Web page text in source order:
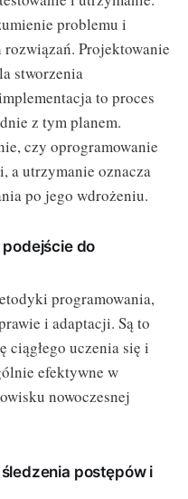
problemu i
Projektowanie
stworzenia
to proces
z tym planem.
czy oprogramowanie
a utrzymanie oznacza
po jego wdrożeniu.
podejście do
programowania,
i adaptacji. Są to
uczenia się i
efektywne w
nowoczesnej
postępów i